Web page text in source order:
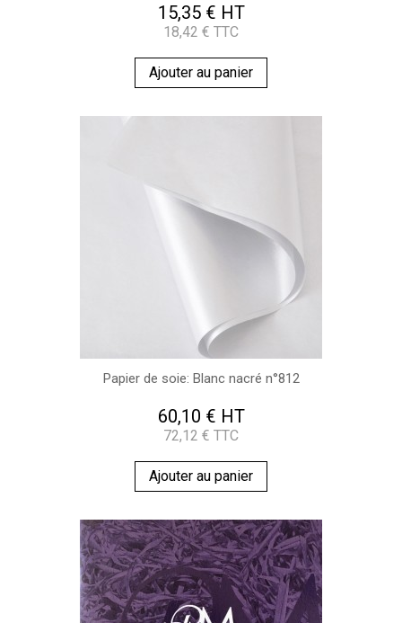
15,35 € HT
18,42 € TTC
Ajouter au panier
Papier de soie: Blanc nacré n°812
60,10 € HT
72,12 € TTC
Ajouter au panier